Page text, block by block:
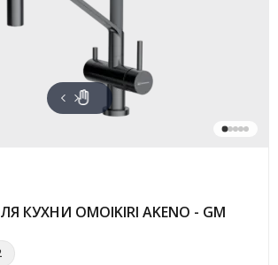
КУХНИ OMOIKIRI AKENO - GM